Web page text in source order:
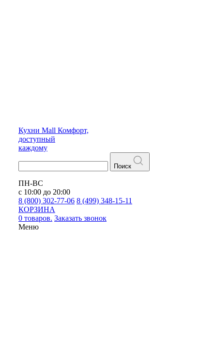
Кухни Mall Комфорт,
доступный
каждому
Поиск
ПН-ВС
с 10:00 до 20:00
8 (800) 302-77-06 8 (499) 348-15-11
КОРЗИНА
0 товаров. Заказать звонок
Меню